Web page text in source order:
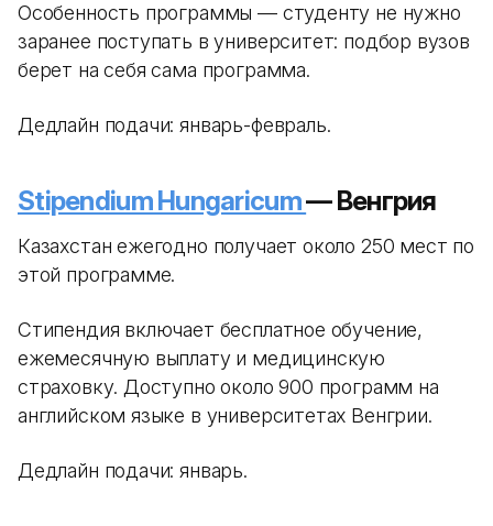
Особенность программы — студенту не нужно
заранее поступать в университет: подбор вузов
берет на себя сама программа.
Дедлайн подачи: январь-февраль.
Stipendium Hungaricum— Венгрия
Казахстан ежегодно получает около 250 мест по
этой программе.
Стипендия включает бесплатное обучение,
ежемесячную выплату и медицинскую
страховку. Доступно около 900 программ на
английском языке в университетах Венгрии.
Дедлайн подачи: январь.